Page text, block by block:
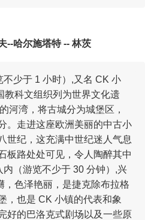
--哈尔施塔特 -- 林茨
不少于 1 小时）,又名 CK 小
教科文组织列为世界文化遗
河湾，将古城分为城堡区，
。走进这座欧洲美丽的中古小
世纪，这充满中世纪迷人气息
板路处处可见，令人陶醉其中
内（游览不少于 30 分钟）,兴
，色泽艳丽，是捷克除布拉格
，也是 CK 小镇的代表和象
好的巴洛克式剧场以及一些原